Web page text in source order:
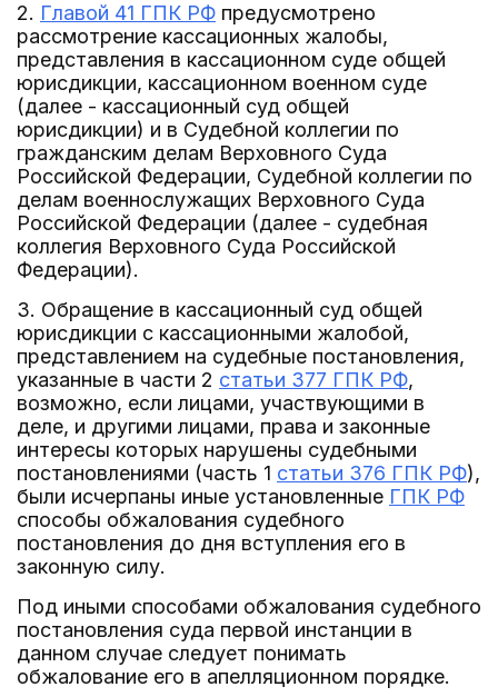
2. Главой 41 ГПК РФ предусмотрено
рассмотрение кассационных жалобы,
представления в кассационном суде общей
юрисдикции, кассационном военном суде
(далее - кассационный суд общей
юрисдикции) и в Судебной коллегии по
гражданским делам Верховного Суда
Российской Федерации, Судебной коллегии по
делам военнослужащих Верховного Суда
Российской Федерации (далее - судебная
коллегия Верховного Суда Российской
Федерации).
3. Обращение в кассационный суд общей
юрисдикции с кассационными жалобой,
представлением на судебные постановления,
указанные в части 2 статьи 377 ГПК РФ,
возможно, если лицами, участвующими в
деле, и другими лицами, права и законные
интересы которых нарушены судебными
постановлениями (часть 1 статьи 376 ГПК РФ),
были исчерпаны иные установленные ГПК РФ
способы обжалования судебного
постановления до дня вступления его в
законную силу.
Под иными способами обжалования судебного
постановления суда первой инстанции в
данном случае следует понимать
обжалование его в апелляционном порядке.